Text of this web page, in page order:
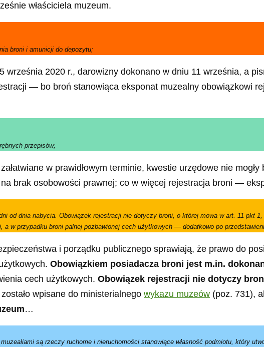
właściciela muzeum.
broni i amunicji do depozytu;
września 2020 r., darowizny dokonano w dniu 11 września, a
— bo broń stanowiąca eksponat muzealny obowiązkowi
przepisów;
w prawidłowym terminie, kwestie urzędowe nie
brak osobowości prawnej; co w więcej rejestracja broni —
od dnia nabycia. Obowiązek rejestracji nie dotyczy broni, o której mowa w art. 11 pkt
w przypadku broni palnej pozbawionej cech użytkowych — dodatkowo po
i porządku publicznego sprawiają, że prawo do
Obowiązkiem posiadacza broni jest m.in.
cech użytkowych. Obowiązek rejestracji nie dotyczy
wpisane do ministerialnego wykazu muzeów (poz. 731),
…
są rzeczy ruchome i nieruchomości stanowiące własność podmiotu, który